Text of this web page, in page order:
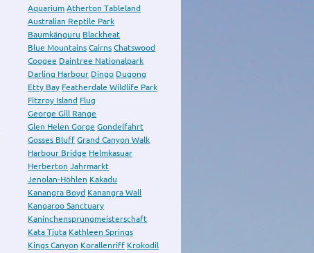
Aquarium Atherton Tableland
Australian Reptile Park
Baumkänguru Blackheat
Blue Mountains Cairns Chatswood
Coogee Daintree Nationalpark
Darling Harbour Dingo Dugong
Etty Bay Featherdale Wildlife Park
Fitzroy Island Flug
George Gill Range
Glen Helen Gorge Gondelfahrt
Gosses Bluff Grand Canyon Walk
Harbour Bridge Helmkasuar
Herberton Jahrmarkt
Jenolan-Höhlen Kakadu
Kanangra Boyd Kanangra Wall
Kangaroo Sanctuary
Kaninchensprungmeisterschaft
Kata Tjuta Kathleen Springs
Kings Canyon Korallenriff Krokodil